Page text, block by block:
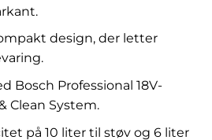
design, der letter
Bosch Professional 18V-
Clean System.
på 10 liter til støv og 6 liter